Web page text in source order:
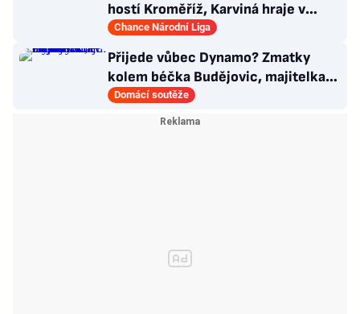
hostí Kroměříž, Karviná hraje v
Prostějově
Chance Národní Liga
Přijede vůbec Dynamo? Zmatky
kolem béčka Budějovic, majitelka
nabídku kraje odmítla
Domácí soutěže